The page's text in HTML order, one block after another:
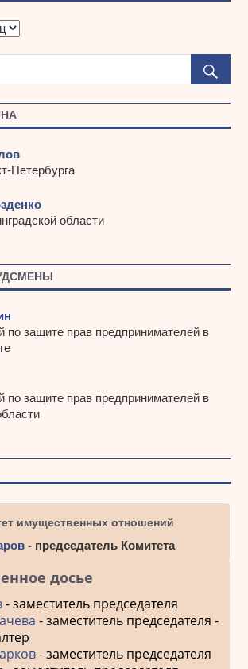
Петербурга
области
по защите прав предпринимателей в
по защите прав предпринимателей в
имущественных отношений
- председатель Комитета
досье
- заместитель председателя
- заместитель председателя -
- заместитель председателя